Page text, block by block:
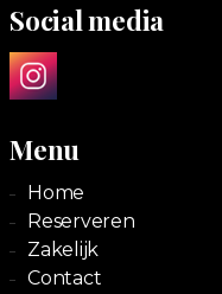
Social media
Menu
Home
Reserveren
Zakelijk
Contact